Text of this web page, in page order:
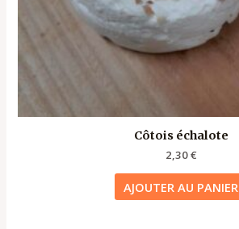
Côtois échalote
2,30€
AJOUTER AU PANIER